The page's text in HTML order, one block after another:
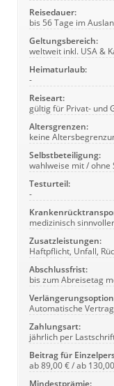
Reisedauer:
bis 56 Tage im
Geltungsbereich:
weltweit inkl. USA &
Heimaturlaub:
-
Reiseart:
gültig für Privat- und
Altersgrenzen:
keine
Selbstbeteiligung:
wahlweise mit / ohne
Testurteil:
-
medizinisch
Zusatzleistungen:
Haftpflicht, Unfall,
Abschlussfrist:
bis zum Abreisetag
Automatische
Zahlungsart:
jährlich per
Beitrag für
ab 89,00 € / ab
Mindestprämie: